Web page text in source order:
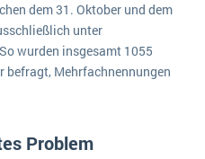
dem 31. Oktober und dem
unter
wurden insgesamt 1055
Mehrfachnennungen
Problem